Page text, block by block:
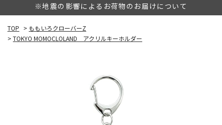
※地震の影響によるお荷物のお届けについて
TOP > ももいろクローバーZ
> TOKYO MOMOCLOLAND アクリルキーホルダー